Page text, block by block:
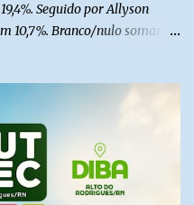
Seguido por Allyson
10,7%. Branco/nulo somaram
de 2026. O levantamento
percentuais e nível de
09520/2026